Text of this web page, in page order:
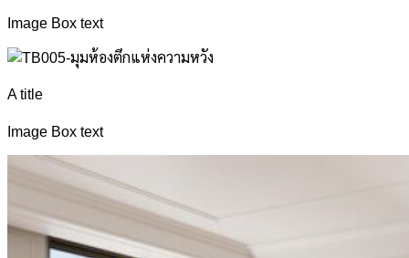
Image Box text
A title
Image Box text